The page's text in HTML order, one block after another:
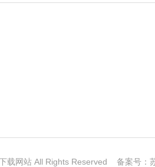
载网站 All Rights Reserved 备案号：